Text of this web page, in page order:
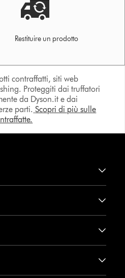
Restituire un prodotto
contraffatti, siti web
Proteggiti dai truffatori
da Dyson.it e dai
parti. Scopri di più sulle